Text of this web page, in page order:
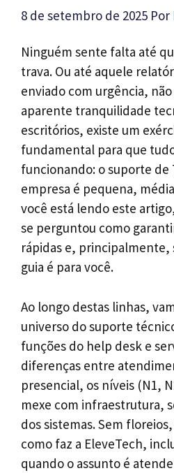
8 de setembro de 2025 Por
Ninguém sente falta até
trava. Ou até aquele
enviado com urgência,
aparente tranquilidade
escritórios, existe um
fundamental para que
funcionando: o suporte de
empresa é pequena,
você está lendo este
se perguntou como
rápidas e, principalmente,
guia é para você.
Ao longo destas linhas,
universo do suporte
funções do help desk e
diferenças entre
presencial, os níveis (N1,
mexe com infraestrutura,
dos sistemas. Sem
como faz a EleveTech,
quando o assunto é